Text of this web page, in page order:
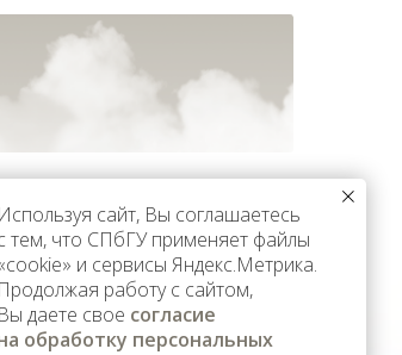
Используя сайт, Вы соглашаетесь
тем, что СПбГУ применяет файлы
и сервисы Яндекс.Метрика.
Продолжая работу с сайтом,
Вы даете свое согласие
обработку персональных